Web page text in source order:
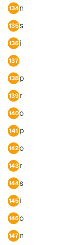
134n
135s
136i
137
138p
139r
140o
141 p
142o
143r
144s
145i
146o
147n